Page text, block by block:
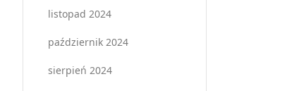
listopad 2024
październik 2024
sierpień 2024